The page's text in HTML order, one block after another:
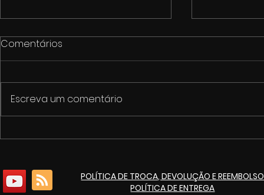
1º Fórum de Cultura e
Itaúna
de 125
Comentários
Escreva um comentário
POLÍTICA DE TROCA, DEVOLUÇÃO E REEMBOLSO
POLÍTICA DE ENTREGA